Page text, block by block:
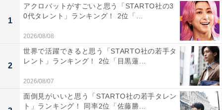
1
アクロバットがすごいと思う「STARTO社の3
0代タレント」ランキング！ 2位「...
2026/08/08
2
世界で活躍できると思う「STARTO社の若手タ
レント」ランキング！ 2位「目黒蓮...
2026/08/07
面倒見がいいと思う「STARTO社の若手タレン
ト」ランキング！ 同率2位「佐藤勝...